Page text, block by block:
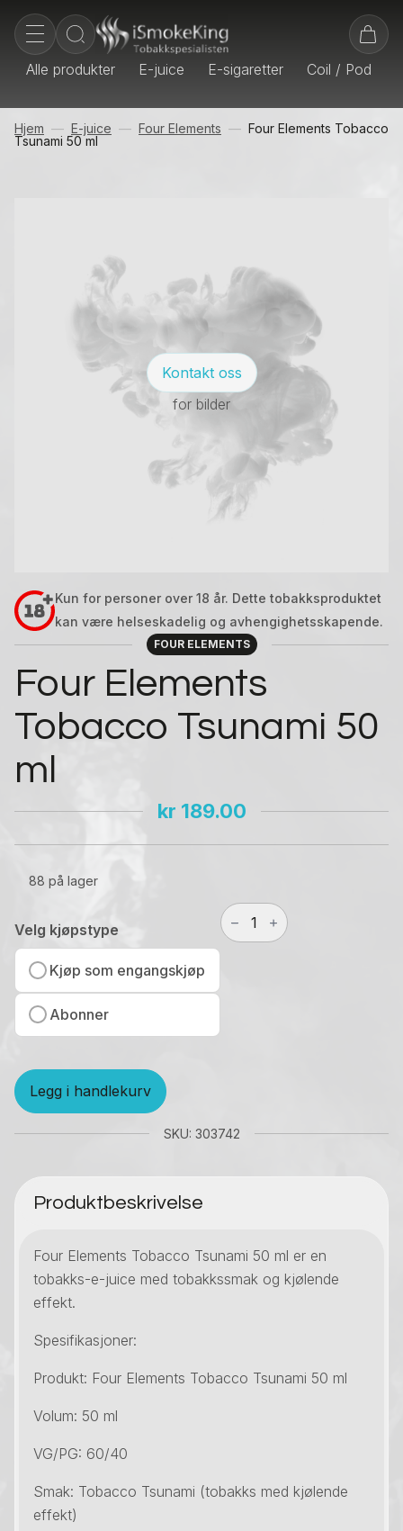
Alle produkter E-juice E-sigaretter Coil / Pod
Hjem E-juice Four Elements
Four Elements Tobacco
Tsunami 50 ml
Kontakt oss
for bilder
Kun for personer over 18 år. Dette tobakksproduktet
kan være helseskadelig og avhengighetsskapende.
FOUR ELEMENTS
Four Elements
Tobacco Tsunami 50
ml
kr 189.00
88 på lager
Velg kjøpstype
Kjøp som engangskjøp
Abonner
Four
Elements
Tobacco
Legg i handlekurv
SKU: 303742
Produktbeskrivelse
Four Elements Tobacco Tsunami 50 ml er en
tobakks-e-juice med tobakkssmak og kjølende
effekt.
Spesifikasjoner:
Produkt: Four Elements Tobacco Tsunami 50 ml
Volum: 50 ml
VG/PG: 60/40
Smak: Tobacco Tsunami (tobakks med kjølende
effekt)